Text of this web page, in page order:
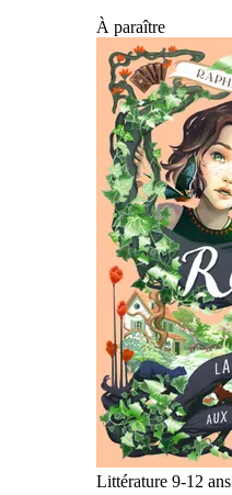
À paraître
Littérature 9-12 ans